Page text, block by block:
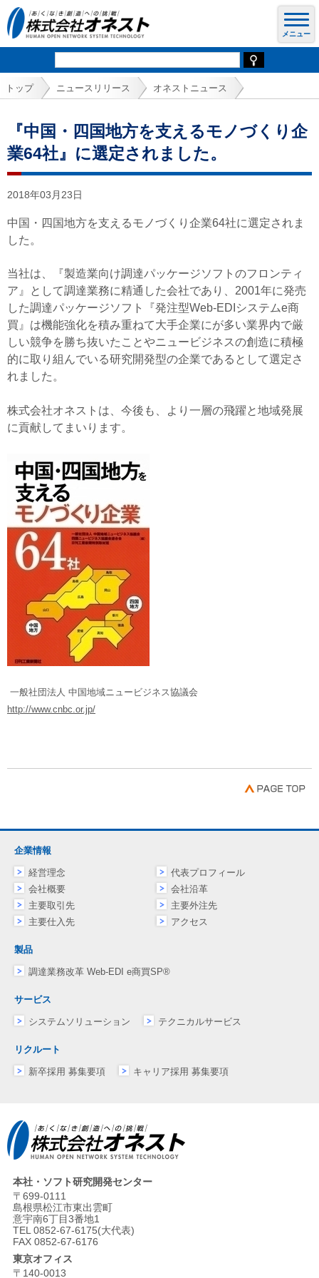
トップ ニュースリリース オネストニュース
『中国・四国地方を支えるモノづくり企
業64社』に選定されました。
2018年03月23日
中国・四国地方を支えるモノづくり企業64社に選定されま
した。
当社は、『製造業向け調達パッケージソフトのフロンティ
ア』として調達業務に精通した会社であり、2001年に発売
した調達パッケージソフト『発注型Web-EDIシステムe商
買』は機能強化を積み重ねて大手企業にが多い業界内で厳
しい競争を勝ち抜いたことやニュービジネスの創造に積極
的に取り組んでいる研究開発型の企業であるとして選定さ
れました。
株式会社オネストは、今後も、より一層の飛躍と地域発展
に貢献してまいります。
一般社団法人 中国地域ニュービジネス協議会
http://www.cnbc.or.jp/
企業情報
経営理念
代表プロフィール
会社概要
会社沿革
主要取引先
主要外注先
主要仕入先
アクセス
製品
調達業務改革 Web-EDI e商買SP®
サービス
システムソリューション テクニカルサービス
リクルート
新卒採用 募集要項 キャリア採用 募集要項
本社・ソフト研究開発センター
〒699-0111
島根県松江市東出雲町
意宇南6丁目3番地1
TEL 0852-67-6175(大代表)
FAX 0852-67-6176
東京オフィス
〒140-0013